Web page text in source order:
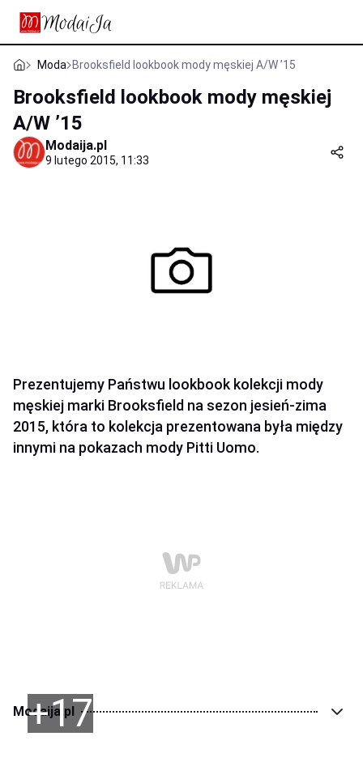
Moda Brooksfield lookbook mody męskiej A/W ’15
Brooksfield lookbook mody męskiej
A/W ’15
Modaija.pl
9 lutego 2015, 11:33
Prezentujemy Państwu lookbook kolekcji mody
męskiej marki Brooksfield na sezon jesień-zima
2015, która to kolekcja prezentowana była między
innymi na pokazach mody Pitti Uomo.
+17
Modaija.pl